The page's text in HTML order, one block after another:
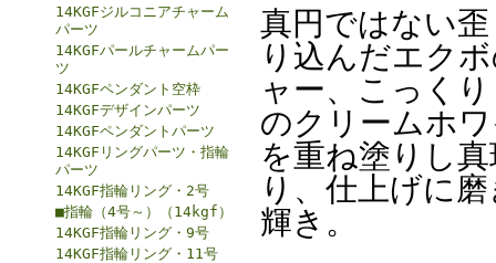
14KGFジルコニアチャーム
パーツ
14KGFパールチャームパー
ツ
14KGFペンダント空枠
14KGFデザインパーツ
14KGFペンダントパーツ
14KGFリングパーツ・指輪
パーツ
14KGF指輪リング・2号
■指輪（4号～）（14kgf）
14KGF指輪リング・9号
14KGF指輪リング・11号
真円ではない
り込んだエク
ャー、こっく
のクリームホ
を重ね塗りし
り、仕上げに
輝き。